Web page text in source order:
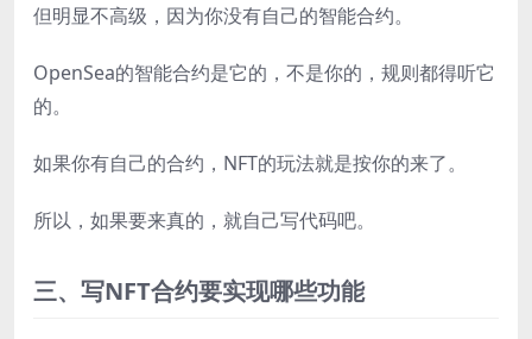
但明显不高级，因为你没有自己的智能合约。
OpenSea的智能合约是它的，不是你的，规则都得听它
的。
如果你有自己的合约，NFT的玩法就是按你的来了。
所以，如果要来真的，就自己写代码吧。
三、写NFT合约要实现哪些功能